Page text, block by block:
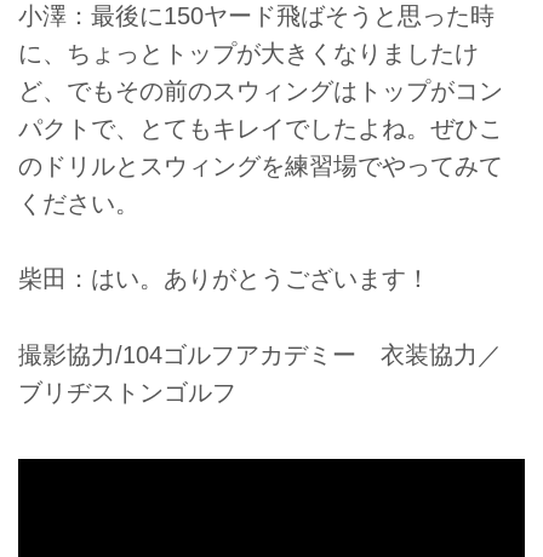
小澤：最後に150ヤード飛ばそうと思った時
に、ちょっとトップが大きくなりましたけ
ど、でもその前のスウィングはトップがコン
パクトで、とてもキレイでしたよね。ぜひこ
のドリルとスウィングを練習場でやってみて
ください。
柴田：はい。ありがとうございます！
撮影協力/104ゴルフアカデミー 衣装協力／
ブリヂストンゴルフ